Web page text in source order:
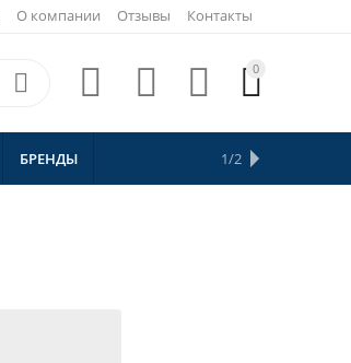
О компании Отзывы Контакты
0


 

БРЕНДЫ 1/2